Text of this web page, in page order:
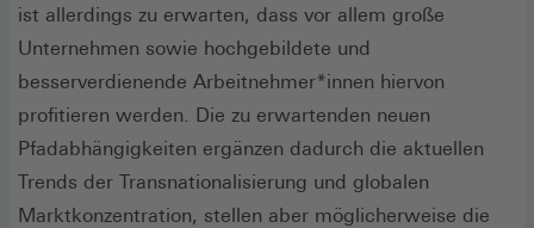
ist allerdings zu erwarten, dass vor allem große
Unternehmen sowie hochgebildete und
besserverdienende Arbeitnehmer*innen hiervon
profitieren werden. Die zu erwartenden neuen
Pfadabhängigkeiten ergänzen dadurch die aktuellen
Trends der Transnationalisierung und globalen
Marktkonzentration, stellen aber möglicherweise die